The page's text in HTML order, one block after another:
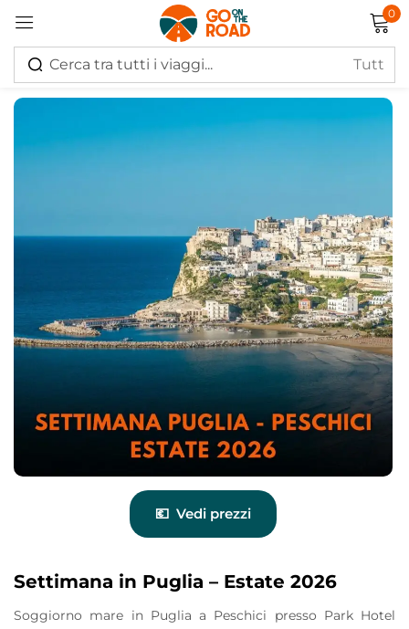
0
Vedi prezzi
Settimana in Puglia – Estate 2026
Soggiorno mare in Puglia a Peschici presso Park Hotel
Accedi
Hai perso la password?
Log in
Creare un account